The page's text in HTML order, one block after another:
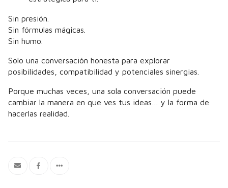
Sin presión.
Sin fórmulas mágicas.
Sin humo.
Solo una conversación honesta para explorar
posibilidades, compatibilidad y potenciales sinergias.
Porque muchas veces, una sola conversación puede
cambiar la manera en que ves tus ideas… y la forma de
hacerlas realidad.